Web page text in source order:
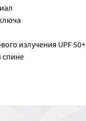
излучения UPF 50+